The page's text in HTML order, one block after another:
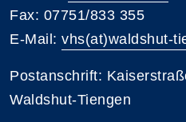
Fax: 07751/833 355
E-Mail: vhs(at)waldshut-
Postanschrift:
Waldshut-Tiengen